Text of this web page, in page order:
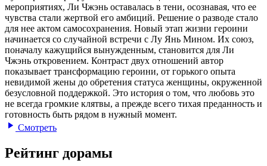
мероприятиях, Ли Чжэнь оставалась в тени, осознавая, что ее
чувства стали жертвой его амбиций. Решение о разводе стало
для нее актом самосохранения. Новый этап жизни героини
начинается со случайной встречи с Лу Янь Мином. Их союз,
поначалу кажущийся вынужденным, становится для Ли
Чжэнь откровением. Контраст двух отношений автор
показывает трансформацию героини, от горького опыта
невидимой жены до обретения статуса женщины, окруженной
безусловной поддержкой. Это история о том, что любовь это
не всегда громкие клятвы, а прежде всего тихая преданность и
готовность быть рядом в нужный момент.
Смотреть
Рейтинг дорамы